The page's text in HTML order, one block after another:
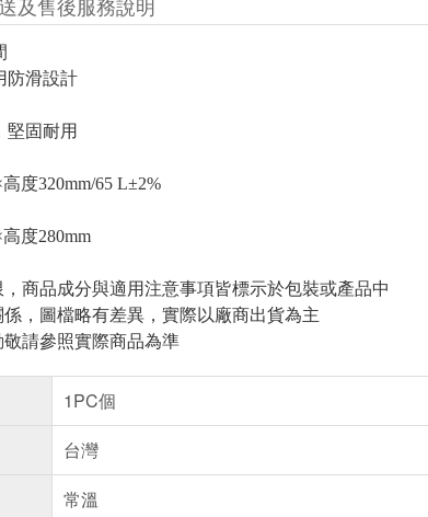
防滑設計
堅固耐用
度320mm/65 L±2%
度280mm
商品成分與適用注意事項皆標示於包裝或產品中
，圖檔略有差異，實際以廠商出貨為主
請參照實際商品為準
1PC個
台灣
常溫